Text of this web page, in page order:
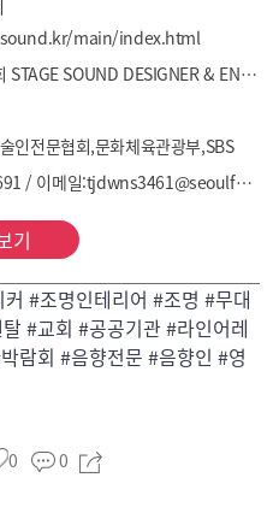
main/index.html
(사)무대음향협회 STAGE SOUND DESIGNER & ENGINEER ASSOCIATION
인전문협회,문화체육관광부,SBS
연락처:025290691 / 이메일:tjdwns3461@seoulfairs.com
기
#조명인테리어 #조명 #무대
#교회 #공공기관 #라인어레
람회 #음향전문 #음향인 #영
0 0